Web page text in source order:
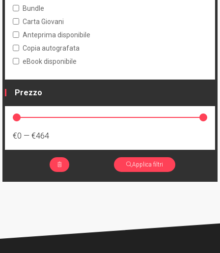
Bundle
Carta Giovani
Anteprima disponibile
Copia autografata
eBook disponibile
Prezzo
€0 — €464
Applica filtri